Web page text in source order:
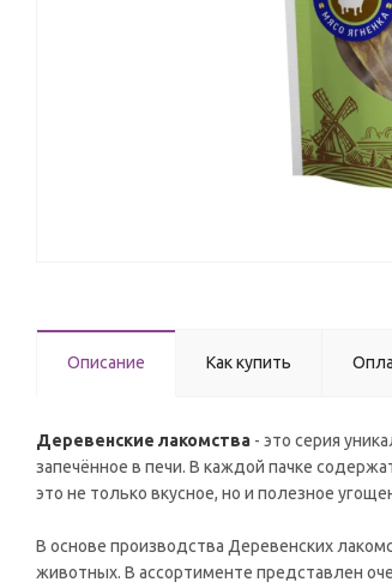
Описание Как купить
Деревенские лакомства - это серия
запечённое в печи. В каждой пачке
это не только вкусное, но и полезное
В основе производства Деревенских
животных. В ассортименте представлен